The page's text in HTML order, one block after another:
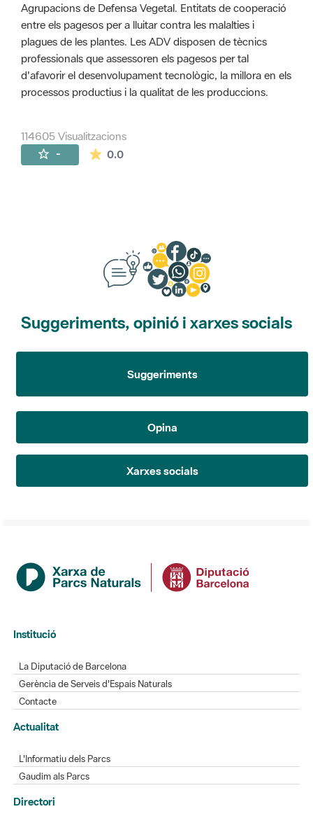
Agrupacions de Defensa Vegetal. Entitats de cooperació
entre els pagesos per a lluitar contra les malalties i
plagues de les plantes. Les ADV disposen de tècnics
professionals que assessoren els pagesos per tal
d'afavorir el desenvolupament tecnològic, la millora en els
processos productius i la qualitat de les produccions.
114605 Visualitzacions
- 0.0La mitjana de les valoracions és de 0
Suggeriments, opinió i xarxes socials
Suggeriments
Opina
Xarxes socials
Institució
La Diputació de Barcelona
Gerència de Serveis d'Espais Naturals
Contacte
Actualitat
L'Informatiu dels Parcs
Gaudim als Parcs
Directori